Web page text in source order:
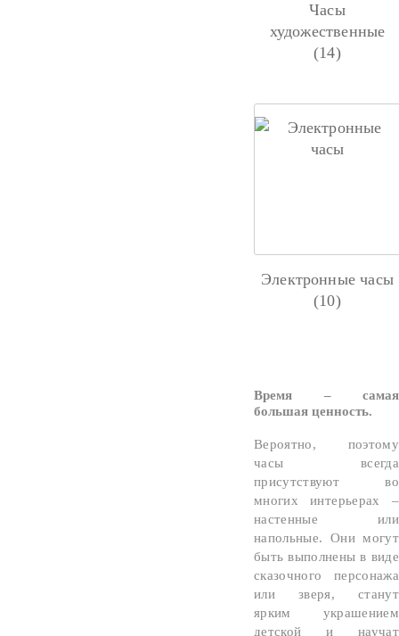
Часы
художественные
(14)
Электронные часы
(10)
Время – самая
большая ценность.
Вероятно, поэтому
часы всегда
присутствуют во
многих интерьерах –
настенные или
напольные. Они могут
быть выполнены в виде
сказочного персонажа
или зверя, станут
ярким украшением
детской и научат